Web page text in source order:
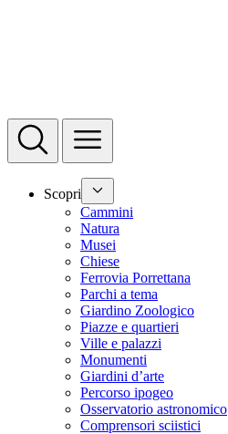
Scopri
Cammini
Natura
Musei
Chiese
Ferrovia Porrettana
Parchi a tema
Giardino Zoologico
Piazze e quartieri
Ville e palazzi
Monumenti
Giardini d’arte
Percorso ipogeo
Osservatorio astronomico
Comprensori sciistici